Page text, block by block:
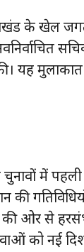
के खेल
यह
में पहली
की
की ओर से
को नई